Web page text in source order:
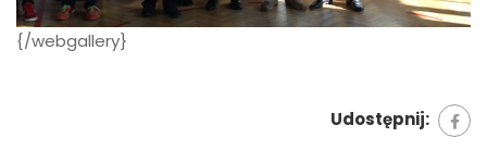
{/webgallery}
Udostępnij: